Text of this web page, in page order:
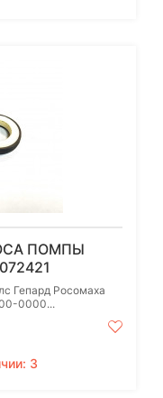
ПОМПЫ
Гепард Росомаха
0000...
3